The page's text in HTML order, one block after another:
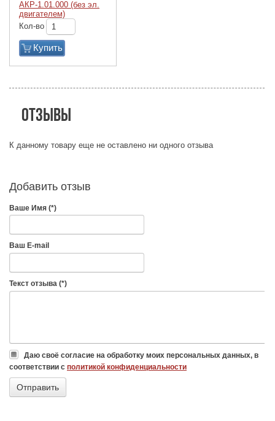
АКР-1.01.000 (без эл.
двигателем)
Кол-во
Купить
Отзывы
К данному товару еще не оставлено ни одного отзыва
Добавить отзыв
Ваше Имя (*)
Ваш E-mail
Текст отзыва (*)
Даю своё согласие на обработку моих персональных данных, в
соответствии с политикой конфиденциальности